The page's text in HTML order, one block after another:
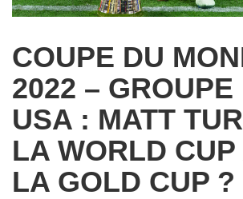
COUPE DU
2022 – GROUPE
USA : MATT
LA WORLD CUP
LA GOLD CUP ?